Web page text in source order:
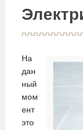
На
дан
ный
мом
ент
это